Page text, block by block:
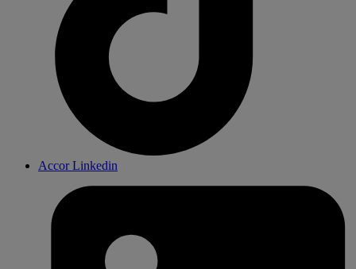
Accor Linkedin